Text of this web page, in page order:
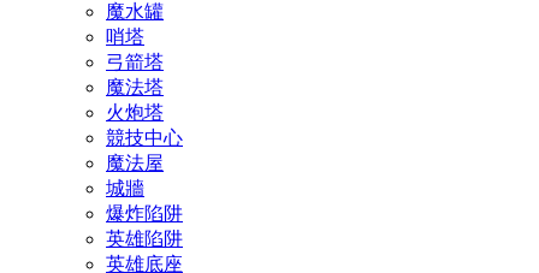
魔水罐
哨塔
弓箭塔
魔法塔
火炮塔
競技中心
魔法屋
城牆
爆炸陷阱
英雄陷阱
英雄底座